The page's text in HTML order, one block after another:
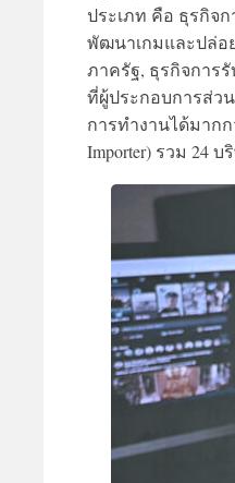
ประเภท คือ ธุรกิจ
พัฒนาเกมและปล่อ
ภาครัฐ, ธุรกิจการรั
ที่ผู้ประกอบการส่ว
การทำงานได้มาก
Importer) รวม 24 บ